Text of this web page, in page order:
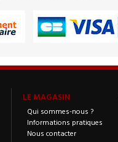
LE MAGASIN
Qui sommes-nous ?
Informations pratiques
Nous contacter